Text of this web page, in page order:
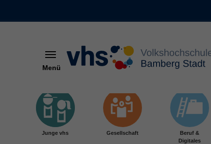
Menü
Junge vhs Gesellschaft
Beruf &
Digitales